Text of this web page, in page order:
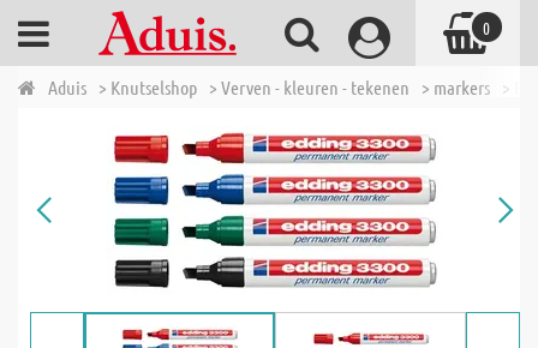
Aduis > Knutselshop > Verven - kleuren - tekenen > markers >
0